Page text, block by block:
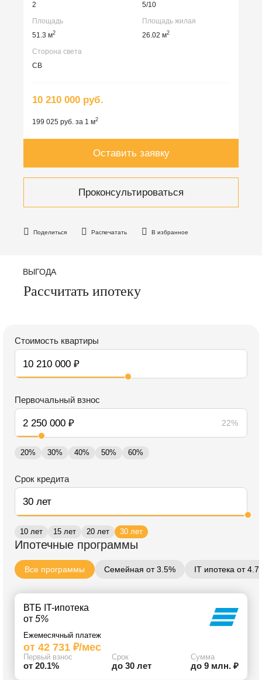
Поделиться Распечатать В избранное
2
5/10
Площадь
51.3 м2
Площадь жилая
26.02 м2
Сторона света
СВ
10 210 000 руб.
199 025 руб. за 1 м2
Оставить заявку
Проконсультироваться
ВЫГОДА
Рассчитать ипотеку
Стоимость квартиры
Первочальный взнос
22%
20% 30% 40% 50% 60%
Срок кредита
10 лет 15 лет 20 лет 30 лет
Ипотечные программы
Все программы Семейная от 3.5% IT ипотека от
ВТБ IT-ипотека
от 5%
Ежемесячный платеж
от 42 731 ₽/мес
Первый взнос
от 20.1%
Срок
до 30 лет
Сумма
до 9 млн. ₽